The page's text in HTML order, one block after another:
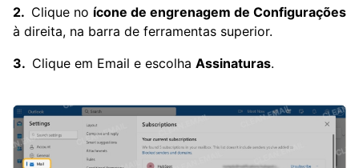
Clique no ícone de engrenagem de Configurações
à direita, na barra de ferramentas superior.
Clique em Email e escolha Assinaturas.